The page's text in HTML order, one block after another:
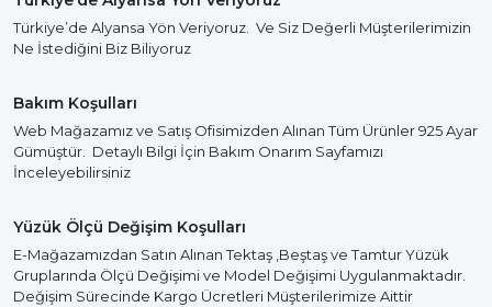
Türkiye’de Alyansa Yön Veriyoruz. Ve Siz Değerli Müşterilerimizin
Ne İstediğini Biz Biliyoruz
Bakım Koşulları
Web Mağazamız ve Satış Ofisimizden Alınan Tüm Ürünler 925 Ayar
Gümüştür. Detaylı Bilgi İçin Bakım Onarım Sayfamızı
İnceleyebilirsiniz
Yüzük Ölçü Değişim Koşulları
E-Mağazamızdan Satın Alınan Tektaş ,Beştaş ve Tamtur Yüzük
Gruplarında Ölçü Değişimi ve Model Değişimi Uygulanmaktadır.
Değişim Sürecinde Kargo Ücretleri Müşterilerimize Aittir